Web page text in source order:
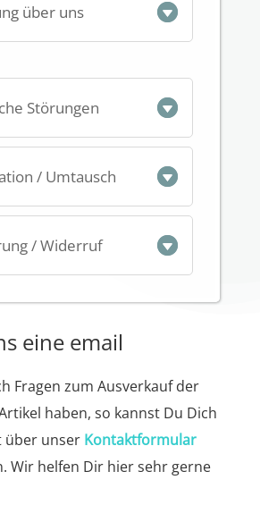
über uns
Störungen
/ Umtausch
/ Widerruf
eine email
Fragen zum Ausverkauf der
haben, so kannst Du Dich
über unser Kontaktformular
Wir helfen Dir hier sehr gerne